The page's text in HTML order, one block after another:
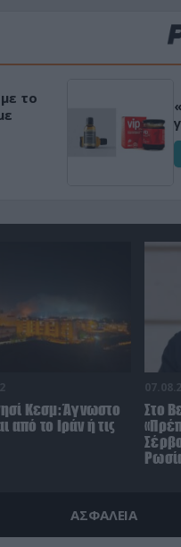
«Μαγική»
για αύξηση
ΑΓΟΡΑΣΕ
Κεσμ: Άγνωστο
από το Ιράν ή τις
Στο
ΑΣΦΑΛΕΙΑ